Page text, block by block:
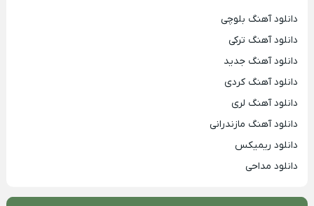
دانلود آهنگ بلوچی
دانلود آهنگ ترکی
دانلود آهنگ جدید
دانلود آهنگ کردی
دانلود آهنگ لری
دانلود آهنگ مازندرانی
دانلود ریمیکس
دانلود مداحی